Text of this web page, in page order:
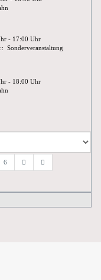
- 17:00 Uhr
:: Sonderveranstaltung
- 18:00 Uhr
6